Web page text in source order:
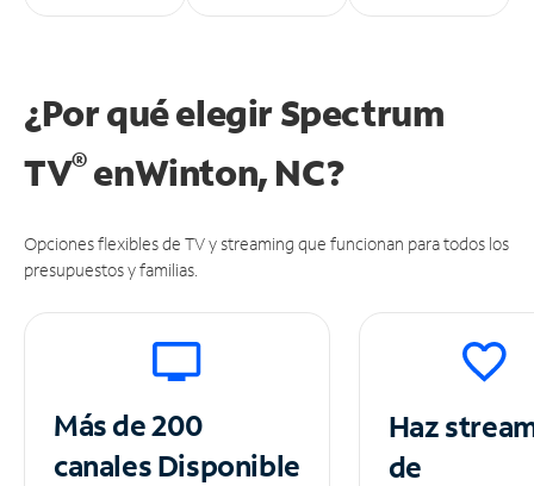
¿Por qué elegir Spectrum
TV®enWinton, NC?
Opciones flexibles de TV y streaming que funcionan para todos los
presupuestos y familias.
Más de 200
canalesDisponible
Haz
de